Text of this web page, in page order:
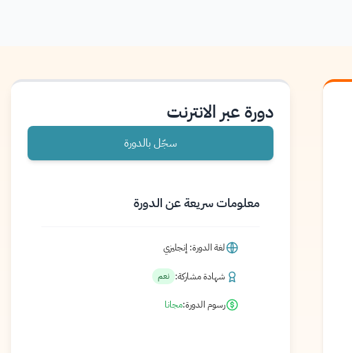
دورة عبر الانترنت
سجّل بالدورة
معلومات سريعة عن الدورة
لغة الدورة: إنجليزي
شهادة مشاركة: نعم
رسوم الدورة:مجانا